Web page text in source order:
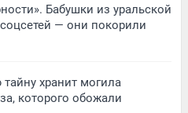
Бабушки из уральской
— они покорили
хранит могила
которого обожали